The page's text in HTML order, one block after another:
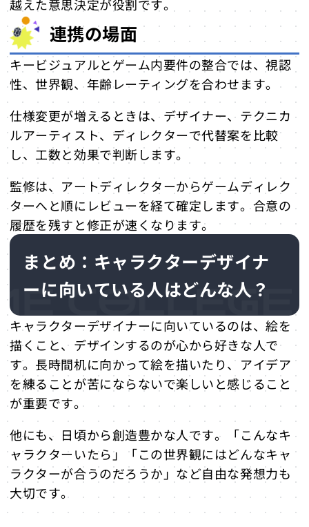
越えた意思決定が役割です。
連携の場面
キービジュアルとゲーム内要件の整合では、視認
性、世界観、年齢レーティングを合わせます。
仕様変更が増えるときは、デザイナー、テクニカ
ルアーティスト、ディレクターで代替案を比較
し、工数と効果で判断します。
監修は、アートディレクターからゲームディレク
ターへと順にレビューを経て確定します。合意の
履歴を残すと修正が速くなります。
まとめ：キャラクターデザイナ
ーに向いている人はどんな人？
キャラクターデザイナーに向いているのは、絵を
描くこと、デザインするのが心から好きな人で
す。長時間机に向かって絵を描いたり、アイデア
を練ることが苦にならないで楽しいと感じること
が重要です。
他にも、日頃から創造豊かな人です。「こんなキ
ャラクターいたら」「この世界観にはどんなキャ
ラクターが合うのだろうか」など自由な発想力も
大切です。